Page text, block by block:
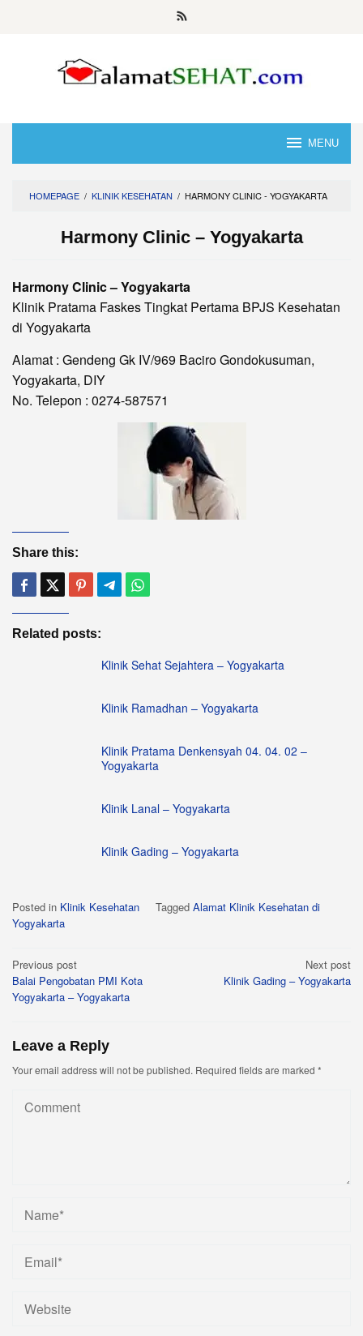
MENU
HOMEPAGE / KLINIK KESEHATAN / HARMONY CLINIC - YOGYAKARTA
Harmony Clinic – Yogyakarta
Harmony Clinic – Yogyakarta
Klinik Pratama Faskes Tingkat Pertama BPJS Kesehatan
di Yogyakarta
Alamat : Gendeng Gk IV/969 Baciro Gondokusuman,
Yogyakarta, DIY
No. Telepon : 0274-587571
Share this:
Related posts:
Klinik Sehat Sejahtera – Yogyakarta
Klinik Ramadhan – Yogyakarta
Klinik Pratama Denkensyah 04. 04. 02 –
Yogyakarta
Klinik Lanal – Yogyakarta
Klinik Gading – Yogyakarta
Posted in Klinik Kesehatan Tagged Alamat Klinik Kesehatan di
Yogyakarta
Post
navigation
Previous post
Balai Pengobatan PMI Kota
Yogyakarta – Yogyakarta
Next post
Klinik Gading – Yogyakarta
Leave a Reply
Your email address will not be published. Required fields are marked *